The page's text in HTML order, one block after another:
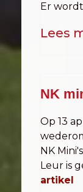
Er
Lees
NK
Op 13
NK
Leur is
artikel